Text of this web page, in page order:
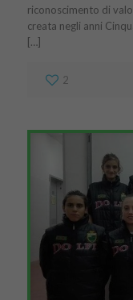
riconoscimento di
creata negli anni
[…]
2